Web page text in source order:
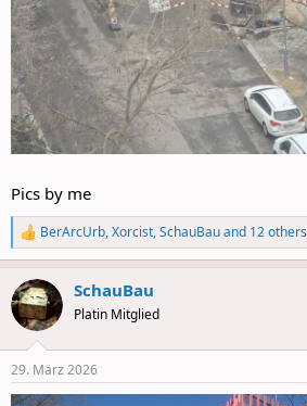
Pics by me
R
e
a
c
t
i
n
s
:
BerArcUrb,Xorcist,SchauBauand 12 others
SchauBau
Platin Mitglied
29. März 2026